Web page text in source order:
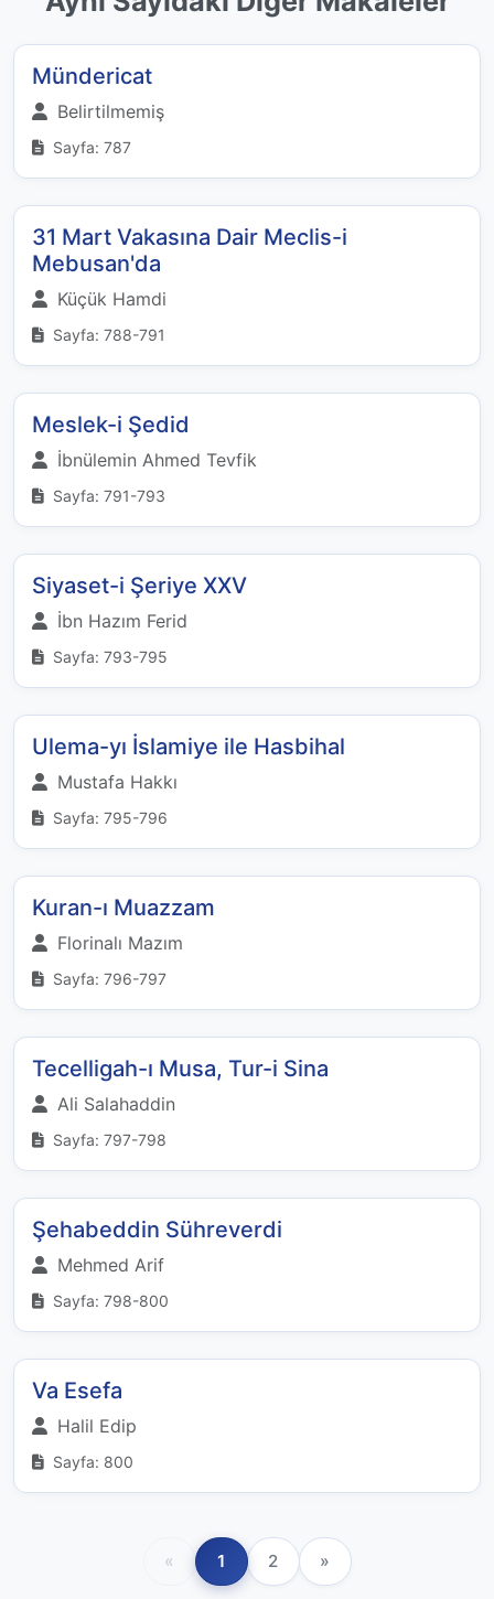
Mündericat
Belirtilmemiş
Sayfa: 787
31 Mart Vakasına Dair Meclis-i
Mebusan'da
Küçük Hamdi
Sayfa: 788-791
Meslek-i Şedid
İbnülemin Ahmed Tevfik
Sayfa: 791-793
Siyaset-i Şeriye XXV
İbn Hazım Ferid
Sayfa: 793-795
Ulema-yı İslamiye ile Hasbihal
Mustafa Hakkı
Sayfa: 795-796
Kuran-ı Muazzam
Florinalı Mazım
Sayfa: 796-797
Tecelligah-ı Musa, Tur-i Sina
Ali Salahaddin
Sayfa: 797-798
Şehabeddin Sühreverdi
Mehmed Arif
Sayfa: 798-800
Va Esefa
Halil Edip
Sayfa: 800
« 1 2 »